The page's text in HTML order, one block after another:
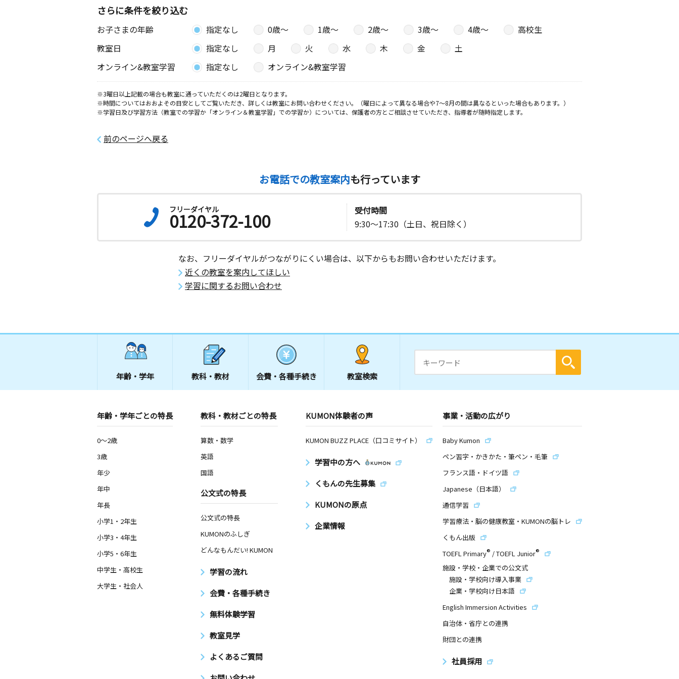
さらに条件を絞り込む
お子さまの年齢 指定なし 0歳〜 1歳〜 2歳〜 3歳〜 4歳〜
高校生
教室日
指定なし 月 火 水 木 金
土
オンライン&教室学習
指定なし オンライン&教室学習
※3曜日以上記載の場合も教室に通っていただくのは2曜日となります。
※時間についてはおおよその目安としてご覧いただき、詳しくは教室にお問い合わせください。（曜日によって異なる場合や7～8月の間は異なるといった場合もあります。）
※学習日及び学習方法（教室での学習か「オンライン＆教室学習」での学習か）については、保護者の方とご相談させていただき、指導者が随時指定します。
前のページへ戻る
お電話での教室案内も行っています
フリーダイヤル
0120-372-100
受付時間
9:30～17:30（土日、祝日除く）
なお、フリーダイヤルがつながりにくい場合は、以下からもお問い合わせいただけます。
近くの教室を案内してほしい
学習に関するお問い合わせ
年齢・学年 教科・教材 会費・ 各種手続き 教室検索
年齢・学年ごとの特長
0～2歳
3歳
年少
年中
年長
小学1・2年生
小学3・4年生
小学5・6年生
中学生・高校生
大学生・社会人
教科・教材ごとの特長
算数・数学
英語
国語
公文式の特長
公文式の特長
KUMONのふしぎ
どんなもんだい! KUMON
学習の流れ
会費・各種手続き
無料体験学習
教室見学
よくあるご質問
KUMON体験者の声
KUMON BUZZ PLACE（口コミサイト）
学習中の方へ
くもんの先生募集
KUMONの原点
企業情報
事業・活動の広がり
Baby Kumon
ペン習字・かきかた・筆ペン・毛筆
フランス語・ドイツ語
Japanese（日本語）
通信学習
学習療法・脳の健康教室・KUMONの脳トレ
くもん出版
TOEFL Primary® /TOEFL Junior®
施設・学校・企業での公文式
施設・学校向け導入事業
企業・学校向け日本語
English Immersion Activities
自治体・省庁との連携
財団との連携
社員採用